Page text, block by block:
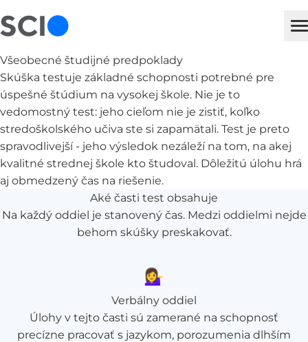
Všeobecné študijné predpoklady
Skúška testuje základné schopnosti potrebné pre
úspešné štúdium na vysokej škole. Nie je to
vedomostný test: jeho cieľom nie je zistiť, koľko
stredoškolského učiva ste si zapamätali. Test je preto
spravodlivejší - jeho výsledok nezáleží na tom, na akej
kvalitné strednej škole kto študoval. Dôležitú úlohu hrá
aj obmedzený čas na riešenie.
Aké časti test obsahuje
Na každý oddiel je stanovený čas. Medzi oddielmi nejde
behom skúšky preskakovať.
💁‍♀️
Verbálny oddiel
Úlohy v tejto časti sú zamerané na schopnosť
precízne pracovať s jazykom, porozumenia dlhším